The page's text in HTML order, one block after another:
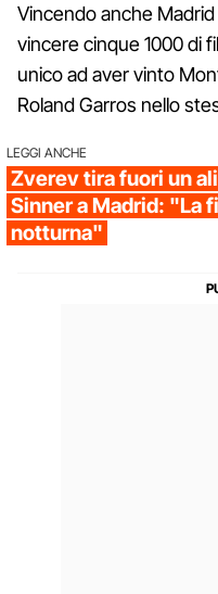
Vincendo anche
vincere cinque 1000 di
unico ad aver vinto
Roland Garros nello
LEGGI ANCHE
Zverev tira fuori un
Sinner a Madrid: "La
notturna"